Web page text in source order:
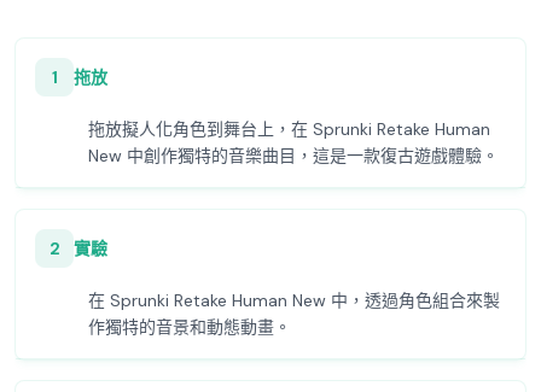
1 拖放
拖放擬人化角色到舞台上，在 Sprunki Retake Human
New 中創作獨特的音樂曲目，這是一款復古遊戲體驗。
2 實驗
在 Sprunki Retake Human New 中，透過角色組合來製
作獨特的音景和動態動畫。